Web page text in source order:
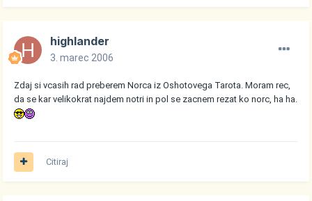
highlander
3. marec 2006
Zdaj si vcasih rad preberem Norca iz Oshotovega Tarota. Moram rec,
da se kar velikokrat najdem notri in pol se zacnem rezat ko norc, ha ha.
Citiraj